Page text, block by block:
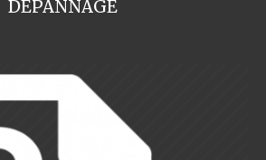
DEPANNAGE